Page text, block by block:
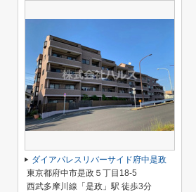
ダイアパレスリバーサイド府中是政
東京都府中市是政５丁目18-5
西武多摩川線「是政」駅 徒歩3分